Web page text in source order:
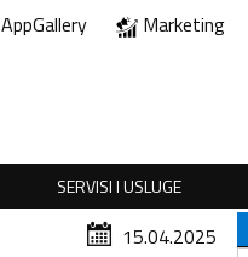
AppGallery Marketing
SERVISI I USLUGE
15.04.2025